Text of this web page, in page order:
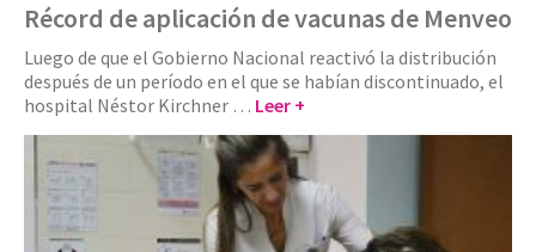
Récord de aplicación de vacunas de Menveo
Luego de que el Gobierno Nacional reactivó la distribución
después de un período en el que se habían discontinuado, el
hospital Néstor Kirchner … Leer +